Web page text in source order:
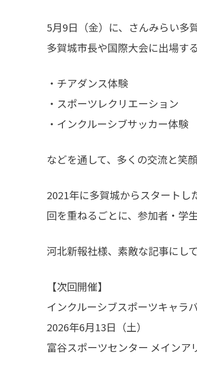
5月9日（金）に、さんみらい多
多賀城市長や国際大会に出場す
・チアダンス体験
・スポーツレクリエーション
・インクルーシブサッカー体験
などを通して、多くの交流と笑
2021年に多賀城からスタートし
回を重ねるごとに、参加者・学
河北新報社様、素敵な記事にし
【次回開催】
インクルーシブスポーツキャラ
2026年6月13日（土）
富谷スポーツセンター メインア